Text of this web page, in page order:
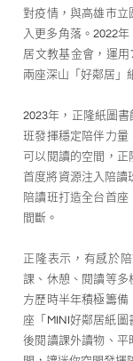
對疫情，與高雄市立
入更多角落。2022
居文教基金會，運
兩座深山「好鄰居」
2023年，正隆紙圖
班發揮穩定陪伴力量
可以閱讀的空間，正
首度將資源注入陪讀
陪讀班打造全台首座
間斷。
正隆表示，有感於
課、休憩、閱讀等多
方歷時半年積極籌
座「MINI好鄰居紙
後閱讀課外讀物、平